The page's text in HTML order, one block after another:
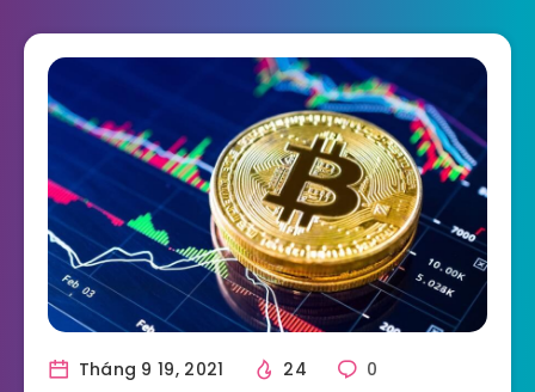
Tháng 9 19, 2021 24 0